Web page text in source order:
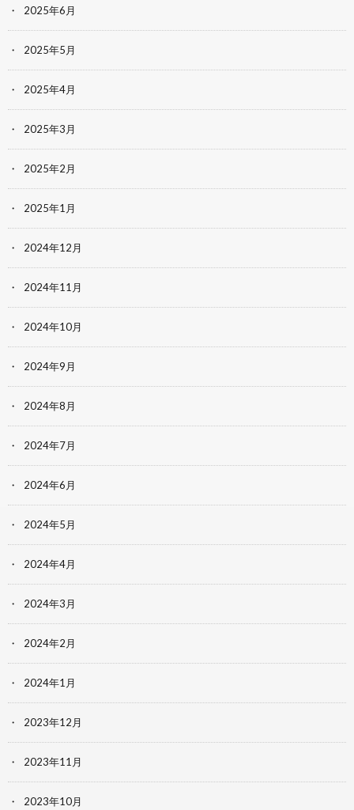
2025年6月
2025年5月
2025年4月
2025年3月
2025年2月
2025年1月
2024年12月
2024年11月
2024年10月
2024年9月
2024年8月
2024年7月
2024年6月
2024年5月
2024年4月
2024年3月
2024年2月
2024年1月
2023年12月
2023年11月
2023年10月